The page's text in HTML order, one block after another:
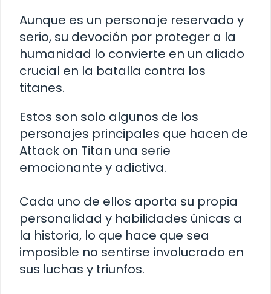
Aunque es un personaje reservado y
serio, su devoción por proteger a la
humanidad lo convierte en un aliado
crucial en la batalla contra los
titanes.
Estos son solo algunos de los
personajes principales que hacen de
Attack on Titan una serie
emocionante y adictiva.
Cada uno de ellos aporta su propia
personalidad y habilidades únicas a
la historia, lo que hace que sea
imposible no sentirse involucrado en
sus luchas y triunfos.